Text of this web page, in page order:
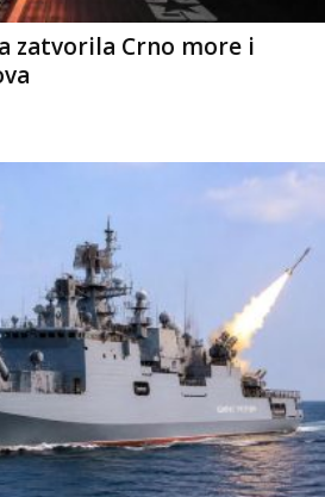
zatvorila Crno more i